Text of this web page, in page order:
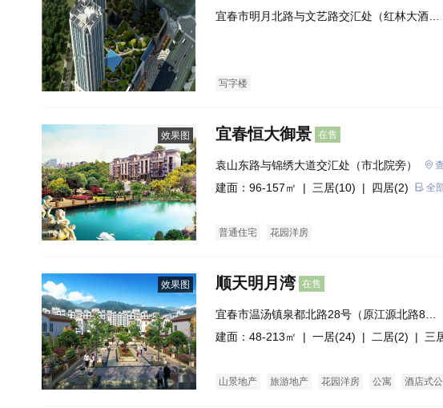
宜春市明月北路与文艺路交汇处（红林大酒店
写字楼
效果图 宜春恒大御景 在售
袁山东路与锦绣大道交汇处（市北院旁）
建面：96-157㎡ | 三居(10) | 四居(2) 全
普通住宅 花园洋房
效果图 顺天明月湾 在售
宜春市温汤镇泉都北路28号（原江源北路8
号）
建面：48-213㎡ | 一居(24) | 二居(2) | 三
山景地产 旅游地产 花园洋房 公寓 酒店式